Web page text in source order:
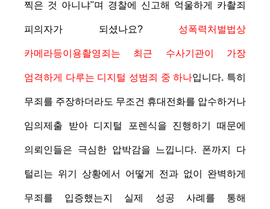
찍은 것 아니냐"며 경찰에 신고해 억울하게 카촬죄
피의자가 되셨나요? 성폭력처벌법상
카메라등이용촬영죄는 최근 수사기관이 가장
엄격하게 다루는 디지털 성범죄 중 하나입니다. 특히
무죄를 주장하더라도 무조건 휴대전화를 압수하거나
임의제출 받아 디지털 포렌식을 진행하기 때문에
의뢰인들은 극심한 압박감을 느낍니다. 폰까지 다
털리는 위기 상황에서 어떻게 전과 없이 완벽하게
무죄를 입증했는지 실제 성공 사례를 통해